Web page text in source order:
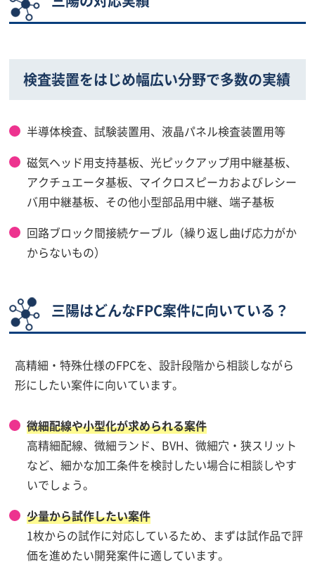
検査装置をはじめ幅広い分野で多数の実績
半導体検査、試験装置用、液晶パネル検査装置用等
磁気ヘッド用支持基板、光ピックアップ用中継基板、
アクチュエータ基板、マイクロスピーカおよびレシー
バ用中継基板、その他小型部品用中継、端子基板
回路ブロック間接続ケーブル（繰り返し曲げ応力がか
からないもの）
三陽はどんなFPC案件に向いている？
高精細・特殊仕様のFPCを、設計段階から相談しながら
形にしたい案件に向いています。
微細配線や小型化が求められる案件
高精細配線、微細ランド、BVH、微細穴・狭スリット
など、細かな加工条件を検討したい場合に相談しやす
いでしょう。
少量から試作したい案件
1枚からの試作に対応しているため、まずは試作品で評
価を進めたい開発案件に適しています。